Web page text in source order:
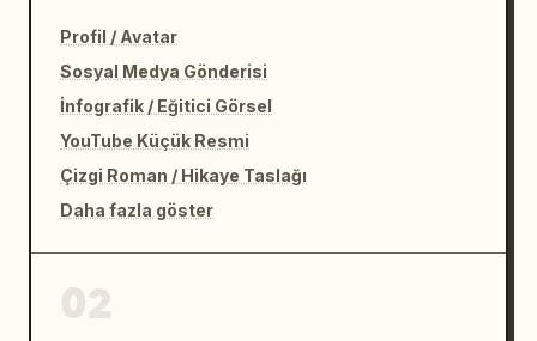
Profil / Avatar
Sosyal Medya Gönderisi
İnfografik / Eğitici Görsel
YouTube Küçük Resmi
Çizgi Roman / Hikaye Taslağı
Daha fazla göster